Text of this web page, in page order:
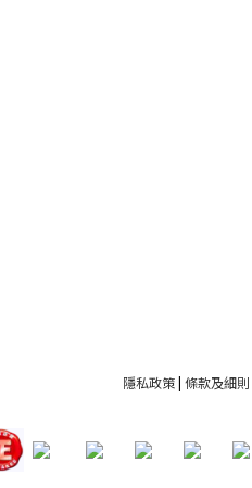
隱私政策| 條款及細則